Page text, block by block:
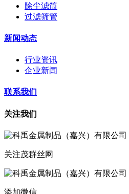
除尘滤筒
过滤筛管
新闻动态
行业资讯
企业新闻
联系我们
关注我们
关注茂群丝网
添加微信